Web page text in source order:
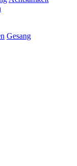
Gesang